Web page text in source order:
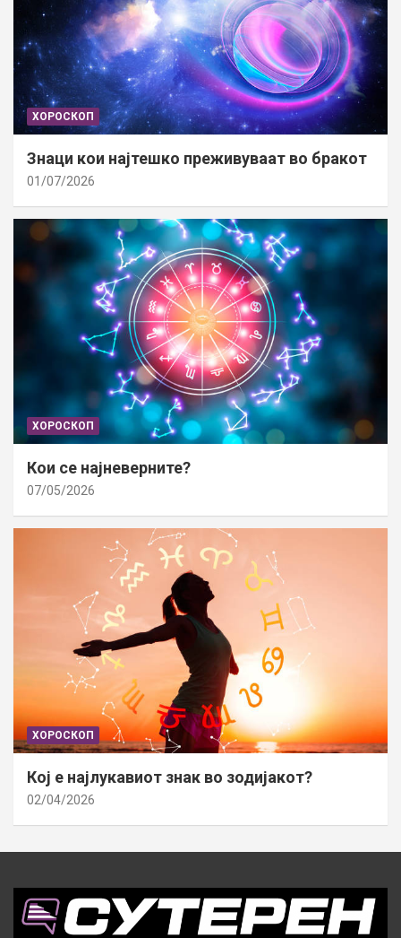
ХОРОСКОП
Знаци кои најтешко преживуваат во бракот
01/07/2026
ХОРОСКОП
Кои се најневерните?
07/05/2026
ХОРОСКОП
Кој е најлукавиот знак во зодијакот?
02/04/2026